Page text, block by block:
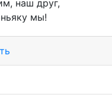
наш друг,
мы!